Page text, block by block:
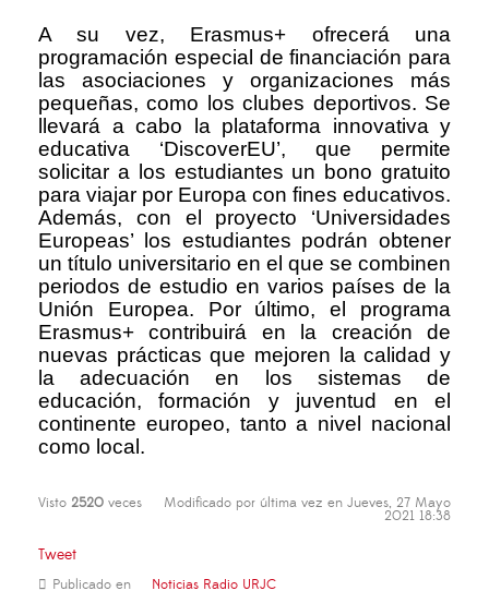
A su vez, Erasmus+ ofrecerá una
programación especial de financiación para
las asociaciones y organizaciones más
pequeñas, como los clubes deportivos. Se
llevará a cabo la plataforma innovativa y
educativa ‘DiscoverEU’, que permite
solicitar a los estudiantes un bono gratuito
para viajar por Europa con fines educativos.
Además, con el proyecto ‘Universidades
Europeas’ los estudiantes podrán obtener
un título universitario en el que se combinen
periodos de estudio en varios países de la
Unión Europea. Por último, el programa
Erasmus+ contribuirá en la creación de
nuevas prácticas que mejoren la calidad y
la adecuación en los sistemas de
educación, formación y juventud en el
continente europeo, tanto a nivel nacional
como local.
Visto 2520 veces Modificado por última vez en Jueves, 27 Mayo
2021 18:38
Tweet
Publicado en Noticias Radio URJC